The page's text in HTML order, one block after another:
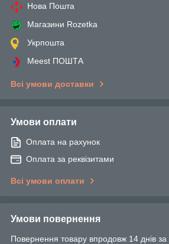
Нова Пошта
Магазини Rozetka
Укрпошта
Meest ПОШТА
Всі умови доставки
Умови оплати
Оплата на рахунок
Оплата за реквізитами
Всі умови оплати
Умови повернення
Повернення товару впродовж 14 днів